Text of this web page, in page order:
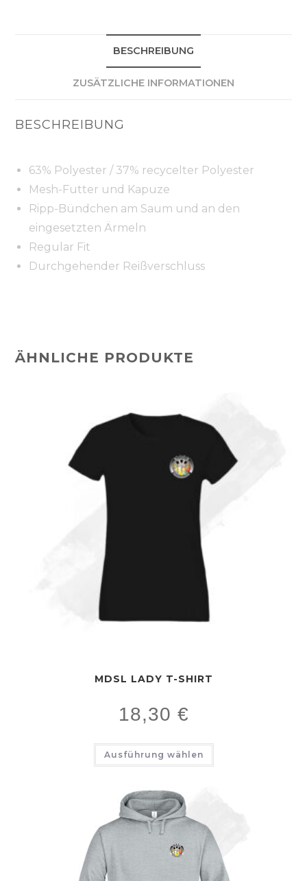
BESCHREIBUNG
ZUSÄTZLICHE INFORMATIONEN
BESCHREIBUNG
63% Polyester / 37% recycelter Polyester
Mesh-Futter und Kapuze
Ripp-Bündchen am Saum und an den
eingesetzten Ärmeln
Regular Fit
Durchgehender Reißverschluss
ÄHNLICHE PRODUKTE
MDSL LADY T-SHIRT
18,30 €
Ausführung wählen